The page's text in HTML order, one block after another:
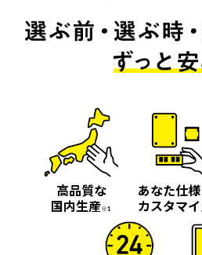
高品質な
国内生産※1
あなた仕
カスタマ